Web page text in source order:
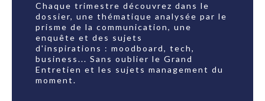
Chaque trimestre découvrez dans le
dossier, une thématique analysée par le
prisme de la communication, une
enquête et des sujets
d'inspirations : moodboard, tech,
business... Sans oublier le Grand
Entretien et les sujets management du
moment.